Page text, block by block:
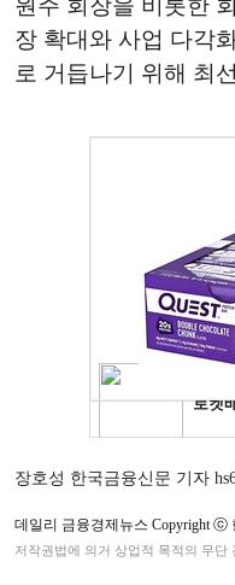
원주 회장을 비롯한
장 확대와 사업 다각
로 거듭나기 위해 최
장호성 한국금융신문 기자
데일리 금융경제뉴스 Copyright ⓒ
저작권법에 의거 상업적 목적의 무단